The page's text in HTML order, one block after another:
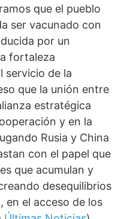
que el pueblo
ser vacunado con
por un
fortaleza
servicio de la
que la unión entre
estratégica
y en la
Rusia y China
con el papel que
que acumulan y
desequilibrios
en el acceso de los